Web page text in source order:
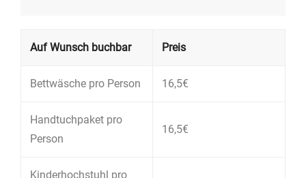
Auf Wunsch buchbar Preis
Bettwäsche pro Person 16,5€
Handtuchpaket pro
Person
16,5€
Kinderhochstuhl pro